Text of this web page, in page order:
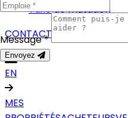
Taxe de mutation
CONTACT
EN
MES
Message *
Envoyez